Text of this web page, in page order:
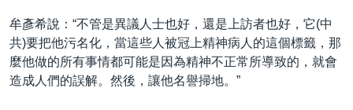
牟彥希說：“不管是異議人士也好，還是上訪者也好，它(中
共)要把他污名化，當這些人被冠上精神病人的這個標籤，那
麼他做的所有事情都可能是因為精神不正常所導致的，就會
造成人們的誤解。然後，讓他名譽掃地。”